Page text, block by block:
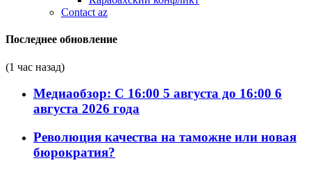
Contact az
Последнее обновление
(1 час назад)
Медиаобзор: С 16:00 5 августа до 16:00 6
августа 2026 года
Революция качества на таможне или новая
бюрократия?